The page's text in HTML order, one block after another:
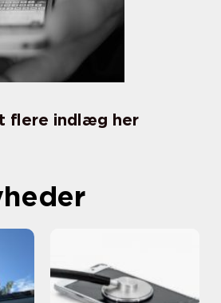
flere indlæg her